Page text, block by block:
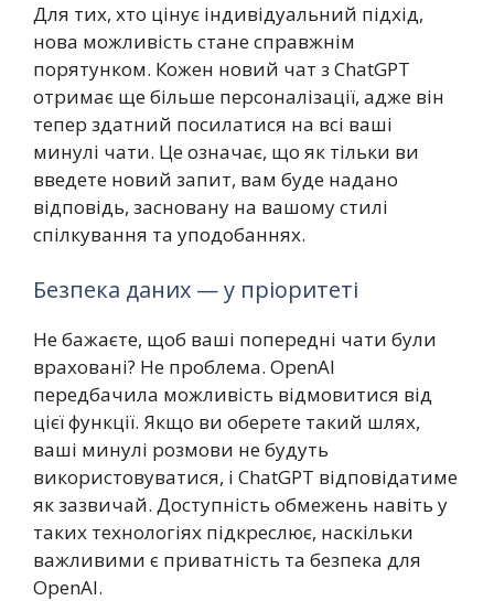
Для тих, хто цінує індивідуальний підхід,
нова можливість стане справжнім
порятунком. Кожен новий чат з ChatGPT
отримає ще більше персоналізації, адже він
тепер здатний посилатися на всі ваші
минулі чати. Це означає, що як тільки ви
введете новий запит, вам буде надано
відповідь, засновану на вашому стилі
спілкування та уподобаннях.
Безпека даних — у пріоритеті
Не бажаєте, щоб ваші попередні чати були
враховані? Не проблема. OpenAI
передбачила можливість відмовитися від
цієї функції. Якщо ви оберете такий шлях,
ваші минулі розмови не будуть
використовуватися, і ChatGPT відповідатиме
як зазвичай. Доступність обмежень навіть у
таких технологіях підкреслює, наскільки
важливими є приватність та безпека для
OpenAI.